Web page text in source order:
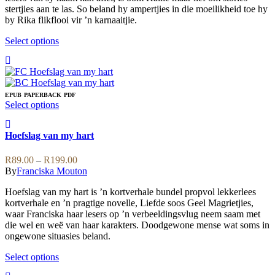
product
page
stertjies aan te las. So beland hy ampertjies in die moeilikheid toe hy
by Rika flikflooi vir ’n karnaaitjie.
Select optionsThis
multiple
variants.
The
options
chosen
the
product
EPUB PAPERBACK PDF
Select optionsThis
multiple
The
options
be
chosen
on
the
product
Hoefslag van my hart
R89.00 – R199.00Price
range:
through
R199.00
ByFranciska Mouton
Hoefslag van my hart is ’n kortverhale bundel propvol lekkerlees
kortverhale en ’n pragtige novelle, Liefde soos Geel Magrietjies,
waar Franciska haar lesers op ’n verbeeldingsvlug neem saam met
die wel en weë van haar karakters. Doodgewone mense wat soms in
ongewone situasies beland.
Select optionsThis